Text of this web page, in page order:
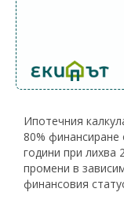
Ипотечния
80% финансиране
години при лихва
промени в
финансовия